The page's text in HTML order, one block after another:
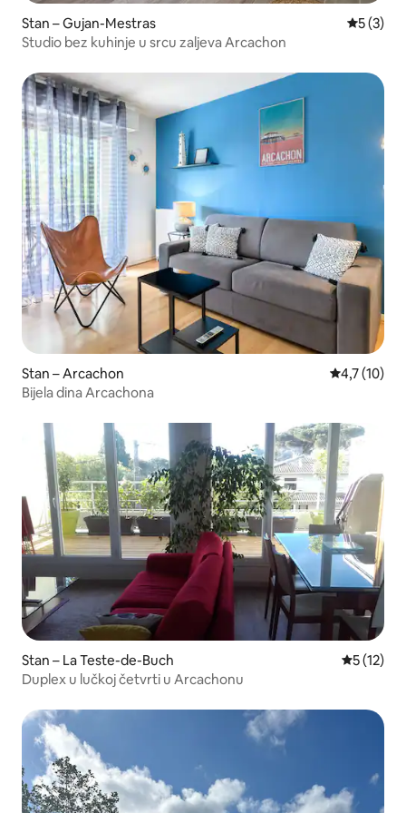
Stan – Gujan-Mestras
5 (3)
Studio bez kuhinje u srcu zaljeva Arcachon
Stan – Arcachon Prosječna
4,7 (10)
Bijela dina Arcachona
Stan – La Teste-de-Buch Prosječna
5 (12)
Duplex u lučkoj četvrti u Arcachonu